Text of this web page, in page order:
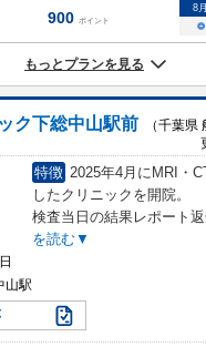
900 ポイント
8月
○
もっとプランを見る
ク下総中山駅前
（千葉県
特徴 2025年4月にMRI・
したクリニックを開院。
検査当日の結果レポート
を読む▼
山駅